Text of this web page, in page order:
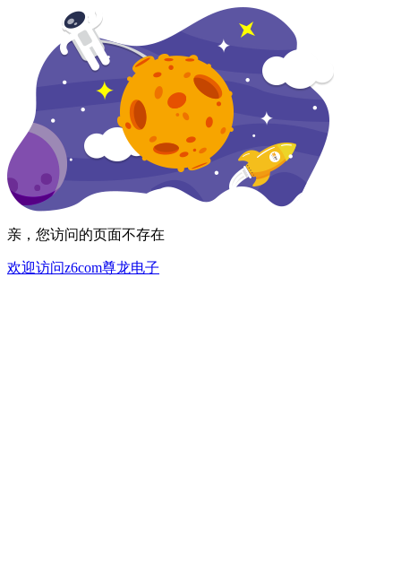
亲，您访问的页面不存在
欢迎访问z6com尊龙电子